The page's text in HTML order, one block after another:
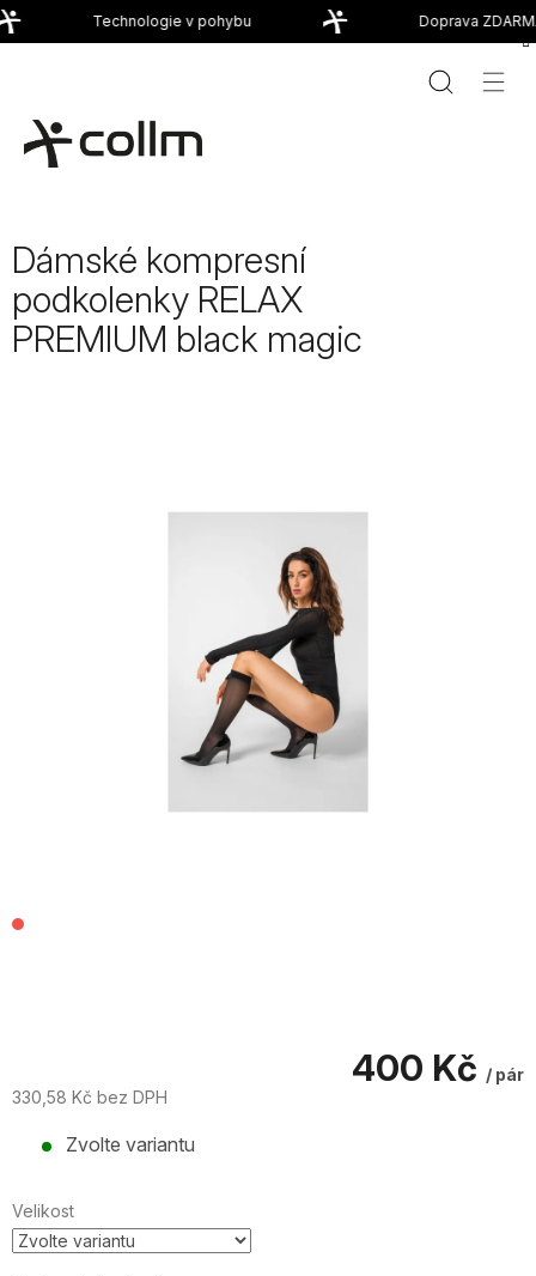
Přejít
na
Technologie v pohybu Doprava
Dámské kompresní
podkolenky RELAX
PREMIUM black magic
400 Kč / pár
330,58 Kč bez DPH
cena:
Zvolte variantu
Velikost